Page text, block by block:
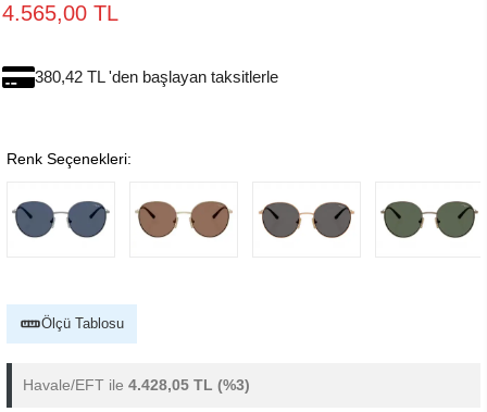
4.565,00 TL
380,42 TL 'den başlayan taksitlerle
Renk Seçenekleri:
Ölçü Tablosu
Havale/EFT ile 4.428,05 TL (%3)